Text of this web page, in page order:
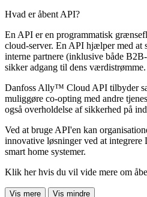
Hvad er åbent API?
En API er en programmatisk
cloud-server. En API hjælper med at
interne partnere (inklusive både
sikker adgang til dens værdistrømme.
Danfoss Ally™ Cloud API tilbyder
muliggøre co-opting med andre
også overholdelse af sikkerhed på
Ved at bruge API'en kan
innovative løsninger ved at
smart home systemer.
Klik her hvis du vil vide mere om
Vis mere Vis mindre